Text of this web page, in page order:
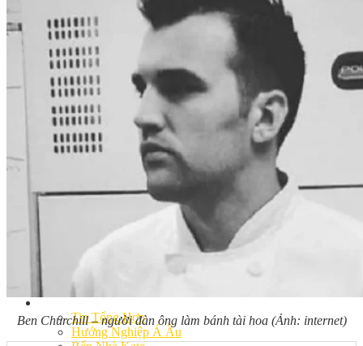
Master Class
Chuyên Đề
Khai Giảng
Lịch học – Lịch thi
Đăng Ký Học
Công Thức
Cách Làm Bánh Việt
Cách Làm Bánh Âu
Cách Làm Bánh Kem
Cách Làm Bánh Mì
Cách Làm Bánh Trung Thu
Cách Làm Bánh Flan
Cách Làm Bánh Bao
Cách Làm Bánh Bông Lan
Cách Làm Bánh Su Kem
Cách làm bánh CupCake
Cách Làm Bánh Pizza
Cách làm bánh chay
Cách Làm Kẹo – Mứt
Video
Tin Tổng Hợp
Hướng Nghiệp Á Âu
Ben Churchill – người đàn ông làm bánh tài hoa (Ảnh: internet)